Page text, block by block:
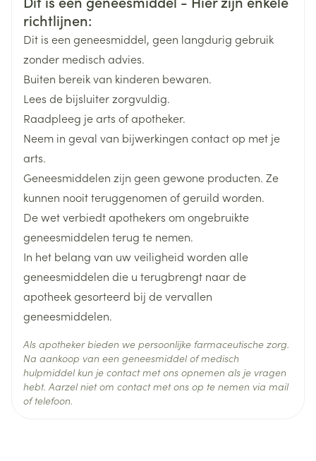
antibioticum ceftriaxon mag niet worden gebruikt
bij vroeggeborenen en pasgeborenen (≤ 28 dagen
oud) als ze met calciumhoudende producten
worden behandeld (of naar verwachting zullen
worden behandeld) die in een ader worden
toegediend. Wanneer moet u extra voorzichtig zijn
met Calcium Gluconate 10% B. Braun?
Kinderen tot 12 jaar
Startdosering van 4 tot 12 jaar: 0,2 tot 0,5 ml/kg
lichaamsgewicht (5 tot 10 ml)
Startdosering tot 3 jaar: 0,4 à 1 ml/kg
lichaamsgewicht (2 tot 5 ml)
Ernstige hypocalciëmie (b.v. cardiale symptomen):
tot 2 ml lichaamsgewicht als startdosering
Deze dosis zo nodig herhalen, volgens de klinische
toestand
Verdere dosissen moeten aangepast worden op
basis van de werkelijke plasmaconcentratie van
calcium
Toedieningswijze
Volwassenen
Traag intraveneuze injectie (max. 50 mg per minuut)
Diep intramusculaire injectie: bij voorkeur in de
gluteale streek - bij obese patiënten een langere
naald gebruiken om de injectie veilig in de spier toe
te dienen - alleen als de intraveneuze injectie niet
mogelijk is - telkens een andere injectieplaats
kiezen.
Merken
Breedte 90 mm
Lengte
Diepte 85 mm
Verpakking
20
Behoud Kamertemperatuur (15°C - 25°C)
richtlijnen:
Dit is een geneesmiddel, geen langdurig gebruik
zonder medisch advies.
Buiten bereik van kinderen bewaren.
Lees de bijsluiter zorgvuldig.
Raadpleeg je arts of apotheker.
Neem in geval van bijwerkingen contact op met je
arts.
Geneesmiddelen zijn geen gewone producten. Ze
kunnen nooit teruggenomen of geruild worden.
De wet verbiedt apothekers om ongebruikte
geneesmiddelen terug te nemen.
In het belang van uw veiligheid worden alle
geneesmiddelen die u terugbrengt naar de
apotheek gesorteerd bij de vervallen
geneesmiddelen.
Als apotheker bieden we persoonlijke farmaceutische zorg.
Na aankoop van een geneesmiddel of medisch
hulpmiddel kun je contact met ons opnemen als je vragen
hebt. Aarzel niet om contact met ons op te nemen via mail
of telefoon.